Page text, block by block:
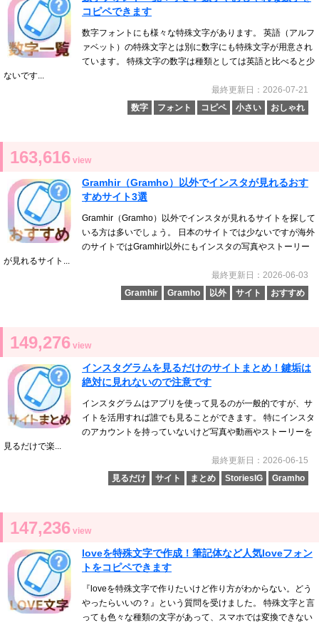
コピペできます
数字フォントにも様々な特殊文字があります。 英語（アルフ
ァベット）の特殊文字とは別に数字にも特殊文字が用意され
ています。 特殊文字の数字は種類としては英語と比べると少
ないです...
最終更新日：2026-07-21
数字
フォント コピペ 小さい おしゃれ
163,616 view
Gramhir（Gramho）以外でインスタが見れるおす
すめサイト3選
Gramhir（Gramho）以外でインスタが見れるサイトを探して
いる方は多いでしょう。 日本のサイトでは少ないですが海外
のサイトではGramhir以外にもインスタの写真やストーリー
が見れるサイト...
最終更新日：2026-06-03
Gramhir
Gramho 以外 サイト おすすめ
149,276 view
インスタグラムを見るだけのサイトまとめ！鍵垢は
絶対に見れないので注意です
インスタグラムはアプリを使って見るのが一般的ですが、サ
イトを活用すれば誰でも見ることができます。 特にインスタ
のアカウントを持っていないけど写真や動画やストーリーを
見るだけで楽...
最終更新日：2026-06-15
見るだけ
サイト まとめ StoriesIG Gramho
147,236 view
loveを特殊文字で作成！筆記体など人気loveフォン
トをコピペできます
『loveを特殊文字で作りたいけど作り方がわからない。どう
やったらいいの？』という質問を受けました。 特殊文字と言
っても色々な種類の文字があって、スマホでは変換できない